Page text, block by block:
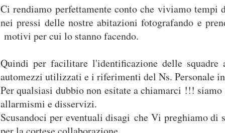
Ci rendiamo perfettamente conto che viviamo
nei pressi delle nostre abitazioni fotografando e
motivi per cui lo stanno facendo.
Quindi per facilitare l'identificazione delle
automezzi utilizzati e i riferimenti del Ns. Personale
Per qualsiasi dubbio non esitate a chiamarci !!!
allarmismi e disservizi.
Scusandoci per eventuali disagi che Vi preghiamo